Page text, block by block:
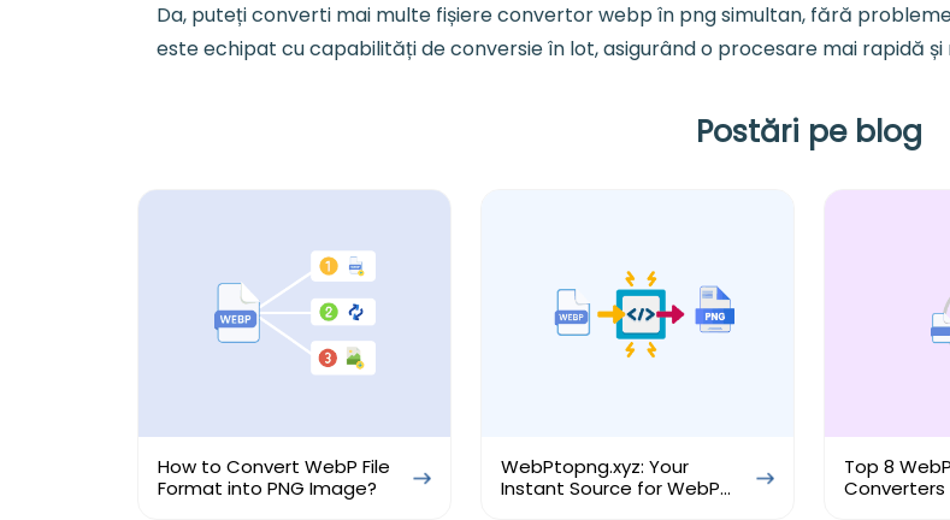
Da, puteți converti mai multe fișiere convertor webp în png simultan, fără
este echipat cu capabilități de conversie în lot, asigurând o procesare mai rapidă
Postări pe blog
How to Convert WebP File
Format into PNG Image?
WebPtopng.xyz: Your
Instant Source for WebP
Top 8